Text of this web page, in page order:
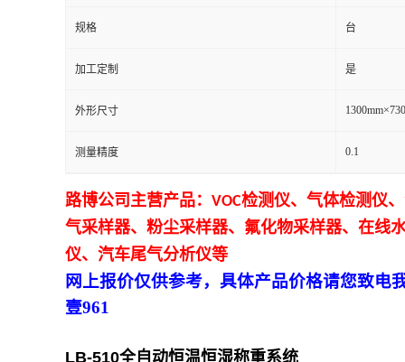
规格 台
加工定制 是
外形尺寸
测量精度 0.1
路博公司主营产品： VOC检测仪、气体检测仪、
气采样器、粉尘采样器、氟化物采样器、在线
仪、汽车尾气分析仪等
网上报价仅供参考，具体产品价格请您致电
壹961
LB-510全自动恒温恒湿称重系统